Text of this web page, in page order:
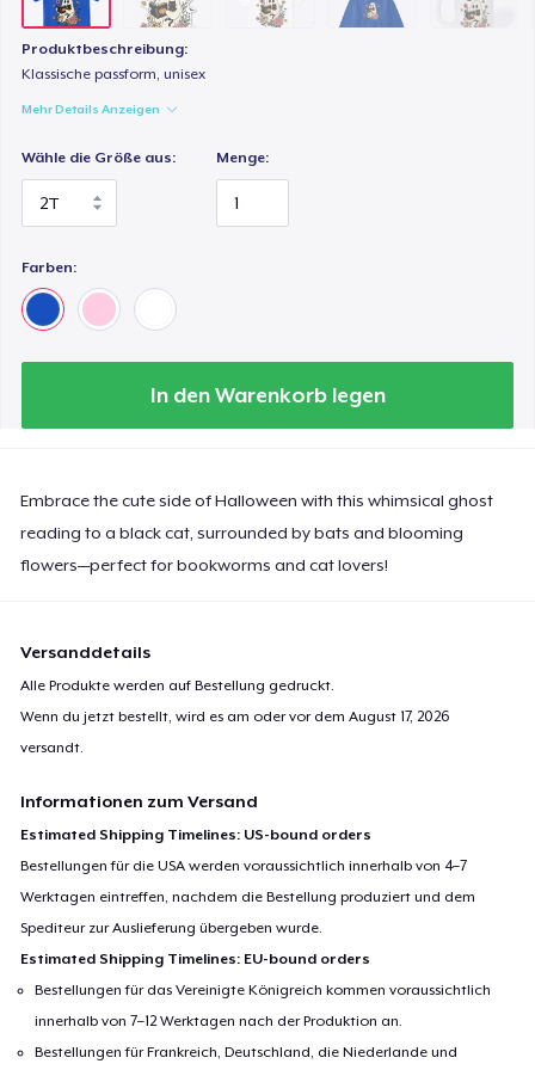
Produktbeschreibung:
Klassische passform, unisex
Mehr Details Anzeigen
Wähle die Größe aus: Menge:
Farben:
In den Warenkorb legen
Embrace the cute side of Halloween with this whimsical ghost
reading to a black cat, surrounded by bats and blooming
flowers—perfect for bookworms and cat lovers!
Versanddetails
Alle Produkte werden auf Bestellung gedruckt.
Wenn du jetzt bestellt, wird es am oder vor demAugust 17, 2026
versandt.
Informationen zum Versand
Estimated Shipping Timelines: US-bound orders
Bestellungen für die USA werden voraussichtlich innerhalb von 4–7
Werktagen eintreffen, nachdem die Bestellung produziert und dem
Spediteur zur Auslieferung übergeben wurde.
Estimated Shipping Timelines: EU-bound orders
Bestellungen für das Vereinigte Königreich kommen voraussichtlich
innerhalb von 7–12 Werktagen nach der Produktion an.
Bestellungen für Frankreich, Deutschland, die Niederlande und
24,99 $
Toddler Classic Tee